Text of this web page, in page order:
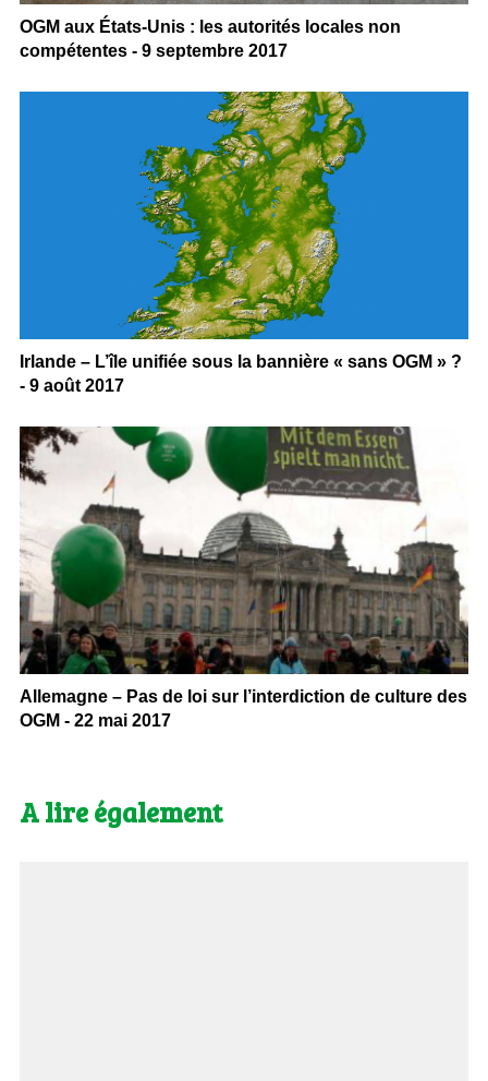
OGM aux États-Unis : les autorités locales non
compétentes - 9 septembre 2017
Irlande – L’île unifiée sous la bannière « sans OGM » ?
- 9 août 2017
Allemagne – Pas de loi sur l’interdiction de culture des
OGM - 22 mai 2017
A lire également